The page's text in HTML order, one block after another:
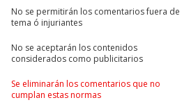
No se permitirán los comentarios fuera de
tema ó injuriantes
No se aceptarán los contenidos
considerados como publicitarios
Se eliminarán los comentarios que no
cumplan estas normas